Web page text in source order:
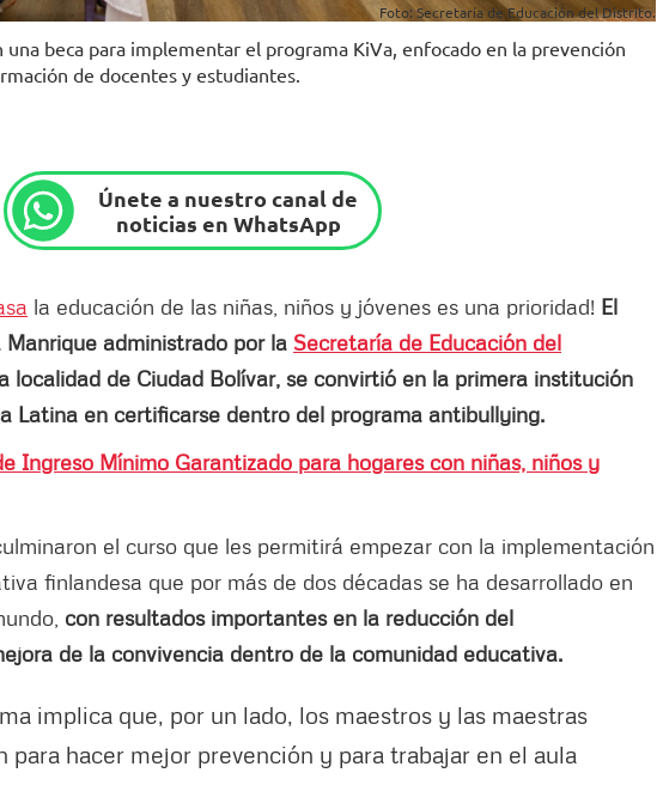
Foto: Secretaría de Educación del Distrito.
beca para implementar el programa KiVa, enfocado en la prevención
de docentes y estudiantes.
Únete a nuestro canal de
noticias en WhatsApp
la educación de las niñas, niños y jóvenes es una prioridad! El
administrado por la Secretaría de Educación del
localidad de Ciudad Bolívar, se convirtió en la primera institución
Latina en certificarse dentro del programa antibullying.
Ingreso Mínimo Garantizado para hogares con niñas, niños y
el curso que les permitirá empezar con la implementación
finlandesa que por más de dos décadas se ha desarrollado en
con resultados importantes en la reducción del
de la convivencia dentro de la comunidad educativa.
implica que, por un lado, los maestros y las maestras
hacer mejor prevención y para trabajar en el aula